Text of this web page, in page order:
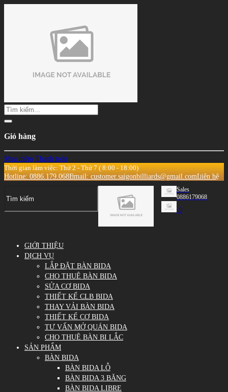
Giỏ hàng
Mua thêm Thanh toán
Thời gian làm việc: Thứ 2 - Thứ 7 ( 8:00 - 18:00)
Hotline: 0886.179.068Email: customer.saigonbilliards@gmail.comLiên hệ
Sales
0886179068
0
GIỚI THIỆU
DỊCH VỤ
LẮP ĐẶT BÀN BIDA
CHO THUÊ BÀN BIDA
SỬA CƠ BIDA
THIẾT KẾ CLB BIDA
THAY VẢI BÀN BIDA
THIẾT KẾ CƠ BIDA
TƯ VẤN MỞ QUÁN BIDA
CHO THUÊ BÀN BI LẮC
SẢN PHẨM
BÀN BIDA
BÀN BIDA LỖ
BÀN BIDA 3 BĂNG
BÀN BIDA LIBRE